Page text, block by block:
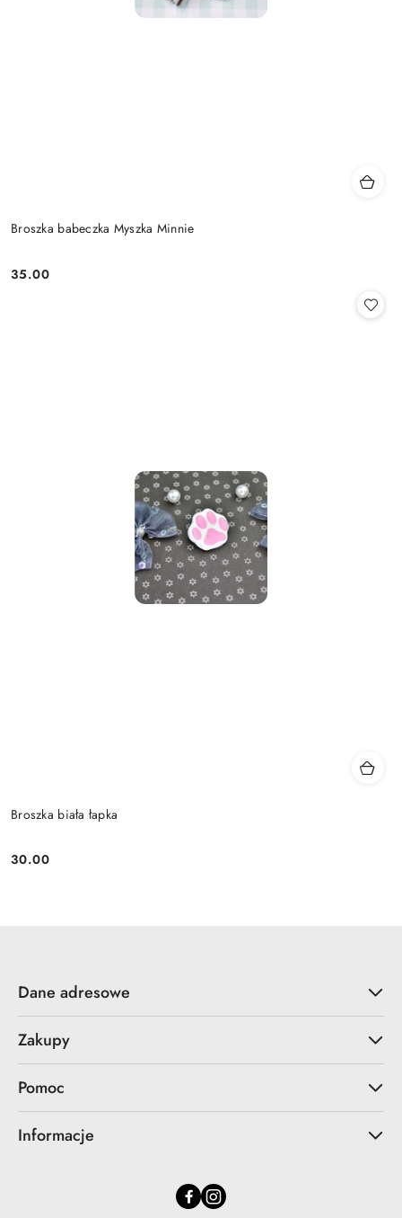
Broszka babeczka Myszka Minnie
Cena:
35.00
Broszka biała łapka
Cena:
30.00
Dane adresowe
Zakupy
Pomoc
Informacje